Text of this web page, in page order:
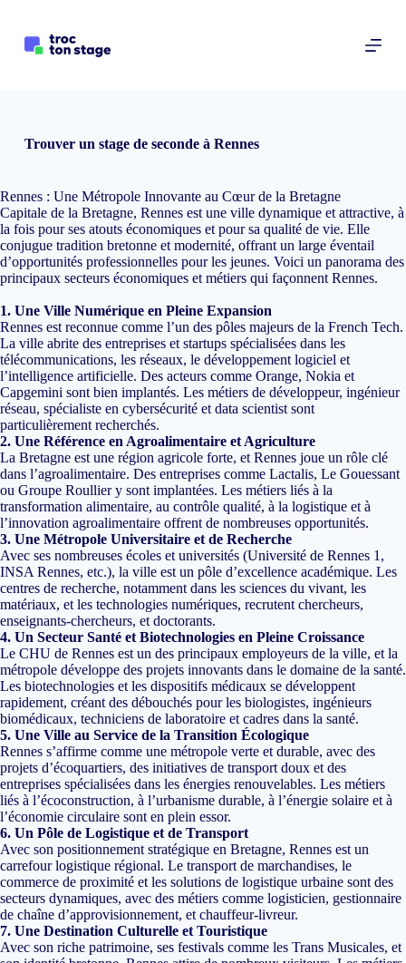
t
e
n
u
Trouver un stage de seconde à Rennes
Rennes : Une Métropole Innovante au Cœur de la Bretagne
Capitale de la Bretagne, Rennes est une ville dynamique et attractive, à
la fois pour ses atouts économiques et pour sa qualité de vie. Elle
conjugue tradition bretonne et modernité, offrant un large éventail
d’opportunités professionnelles pour les jeunes. Voici un panorama des
principaux secteurs économiques et métiers qui façonnent Rennes.
1. Une Ville Numérique en Pleine Expansion
Rennes est reconnue comme l’un des pôles majeurs de la French Tech.
La ville abrite des entreprises et startups spécialisées dans les
télécommunications, les réseaux, le développement logiciel et
l’intelligence artificielle. Des acteurs comme Orange, Nokia et
Capgemini sont bien implantés. Les métiers de développeur, ingénieur
réseau, spécialiste en cybersécurité et data scientist sont
particulièrement recherchés.
2. Une Référence en Agroalimentaire et Agriculture
La Bretagne est une région agricole forte, et Rennes joue un rôle clé
dans l’agroalimentaire. Des entreprises comme Lactalis, Le Gouessant
ou Groupe Roullier y sont implantées. Les métiers liés à la
transformation alimentaire, au contrôle qualité, à la logistique et à
l’innovation agroalimentaire offrent de nombreuses opportunités.
3. Une Métropole Universitaire et de Recherche
Avec ses nombreuses écoles et universités (Université de Rennes 1,
INSA Rennes, etc.), la ville est un pôle d’excellence académique. Les
centres de recherche, notamment dans les sciences du vivant, les
matériaux, et les technologies numériques, recrutent chercheurs,
enseignants-chercheurs, et doctorants.
4. Un Secteur Santé et Biotechnologies en Pleine Croissance
Le CHU de Rennes est un des principaux employeurs de la ville, et la
métropole développe des projets innovants dans le domaine de la santé.
Les biotechnologies et les dispositifs médicaux se développent
rapidement, créant des débouchés pour les biologistes, ingénieurs
biomédicaux, techniciens de laboratoire et cadres dans la santé.
5. Une Ville au Service de la Transition Écologique
Rennes s’affirme comme une métropole verte et durable, avec des
projets d’écoquartiers, des initiatives de transport doux et des
entreprises spécialisées dans les énergies renouvelables. Les métiers
liés à l’écoconstruction, à l’urbanisme durable, à l’énergie solaire et à
l’économie circulaire sont en plein essor.
6. Un Pôle de Logistique et de Transport
Avec son positionnement stratégique en Bretagne, Rennes est un
carrefour logistique régional. Le transport de marchandises, le
commerce de proximité et les solutions de logistique urbaine sont des
secteurs dynamiques, avec des métiers comme logisticien, gestionnaire
de chaîne d’approvisionnement, et chauffeur-livreur.
7. Une Destination Culturelle et Touristique
Avec son riche patrimoine, ses festivals comme les Trans Musicales, et